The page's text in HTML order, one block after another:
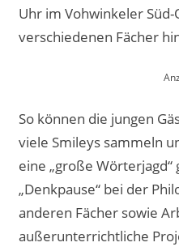
Uhr im Vohwinkeler Süd-
verschiedenen Fächer
So können die jungen
viele Smileys sammeln
eine „große
„Denkpause“ bei der
anderen Fächer sowie
außerunterrichtliche